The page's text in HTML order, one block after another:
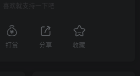
喜欢就支持一下吧
打赏 分享 收藏